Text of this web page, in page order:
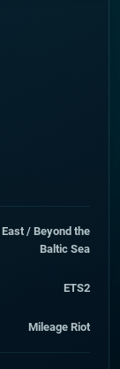
/ Beyond the
Baltic Sea
ETS2
Mileage Riot